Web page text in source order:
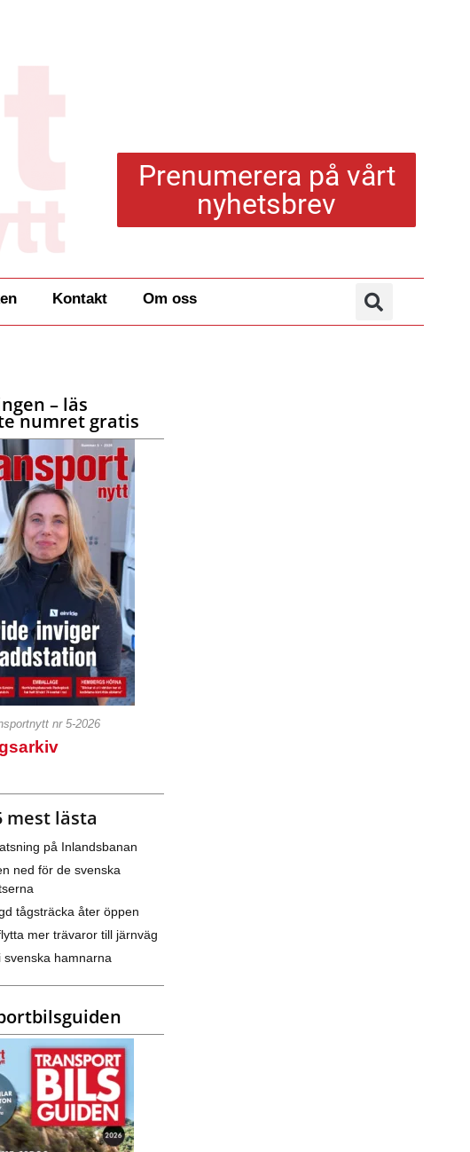
Prenumerera på vårt
nyhetsbrev
Kontakt Om oss
– läs
numret gratis
nr 5-2026
mest lästa
på Inlandsbanan
ned för de svenska
tågsträcka åter öppen
mer trävaror till järnväg
svenska hamnarna